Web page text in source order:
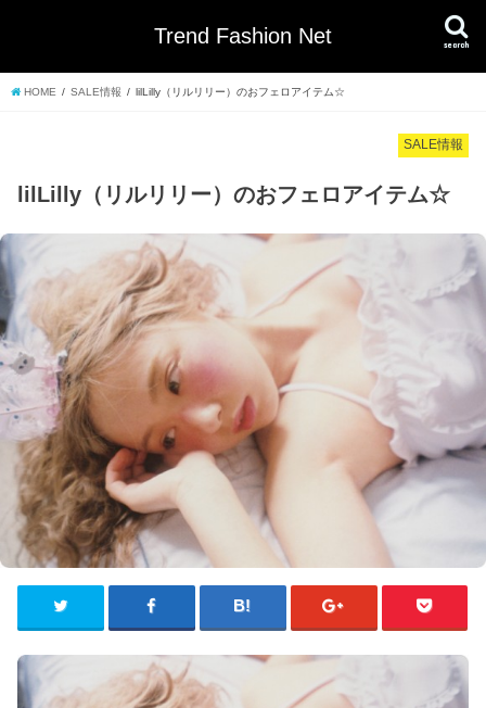
Trend Fashion Net search
HOME SALE情報 lilLilly（リルリリー）のおフェロアイテム☆
SALE情報
lilLilly（リルリリー）のおフェロアイテム☆